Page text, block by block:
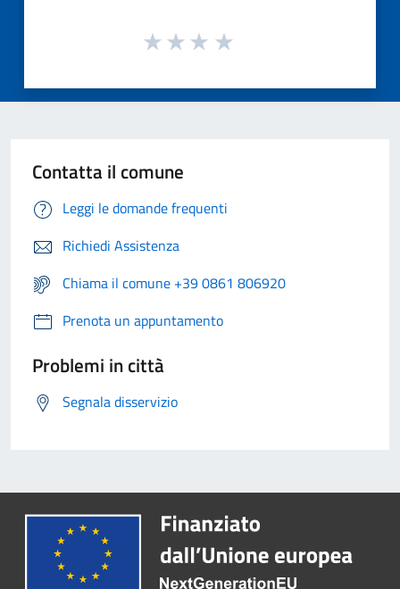
Contatta il comune
Leggi le domande frequenti
Richiedi Assistenza
Chiama il comune +39 0861 806920
Prenota un appuntamento
Problemi in città
Segnala disservizio